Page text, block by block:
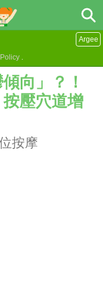
.
Argee
向」？！
壓穴道增
按摩